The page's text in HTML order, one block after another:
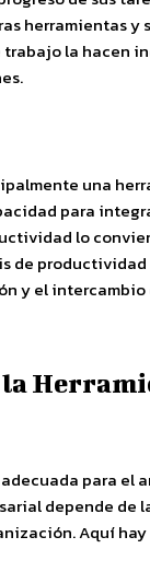
herramientas y
la hacen
una
para
lo
de
y el
la
para el
depende de
Aquí